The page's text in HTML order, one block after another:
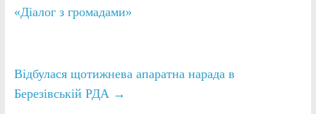
«Діалог з громадами»
Відбулася щотижнева апаратна нарада в
Березівській РДА →